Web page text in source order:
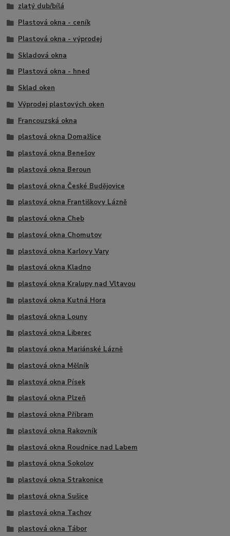
zlatý dub/bílá
Plastová okna - ceník
Plastová okna - výprodej
Skladová okna
Plastová okna - hned
Sklad oken
Výprodej plastových oken
Francouzská okna
plastová okna Domažlice
plastová okna Benešov
plastová okna Beroun
plastová okna České Budějovice
plastová okna Františkovy Lázně
plastová okna Cheb
plastová okna Chomutov
plastová okna Karlovy Vary
plastová okna Kladno
plastová okna Kralupy nad Vltavou
plastová okna Kutná Hora
plastová okna Louny
plastová okna Liberec
plastová okna Mariánské Lázně
plastová okna Mělník
plastová okna Písek
plastová okna Plzeň
plastová okna Příbram
plastová okna Rakovník
plastová okna Roudnice nad Labem
plastová okna Sokolov
plastová okna Strakonice
plastová okna Sušice
plastová okna Tachov
plastová okna Tábor